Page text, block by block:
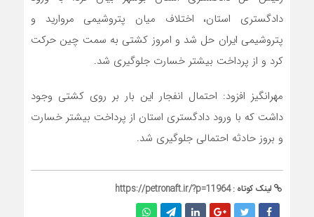
دادگستری استان، اختلاف میان پتروشیمی مروارید و
پتروشیمی ایران حل شد و امروز کشتی به سمت چین حرکت
کرد و از پرداخت بیشتر خسارت جلوگیری شد.
مهرانگیز افزود: احتمال انفجار این بار بر روی کشتی وجود
داشت که با ورود دادگستری استان از پرداخت بیشتر خسارت
و بروز حادثه احتمالی جلوگیری شد.
لینک کوتاه :https://petronaft.ir/?p=11964